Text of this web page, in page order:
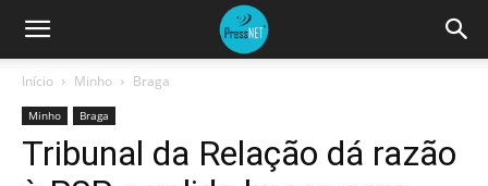
Início Minho Braga
Minho Braga
Tribunal da Relação dá razão